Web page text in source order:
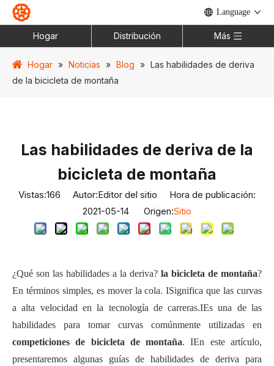
Language
Hogar Distribución Más
Hogar » Noticias » Blog » Las habilidades de deriva
de la bicicleta de montaña
Las habilidades de deriva de la
bicicleta de montaña
Vistas:166 Autor:Editor del sitio Hora de publicación:
2021-05-14 Origen:Sitio
¿Qué son las habilidades a la deriva? la bicicleta de montaña?
En términos simples, es mover la cola. ISignifica que las curvas
a alta velocidad en la tecnología de carreras.IEs una de las
habilidades para tomar curvas comúnmente utilizadas en
competiciones de bicicleta de montaña.IEn este artículo,
presentaremos algunas guías de habilidades de deriva para